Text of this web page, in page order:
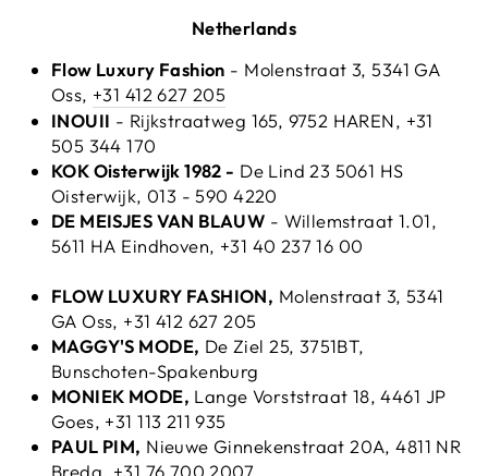
Netherlands
Flow Luxury Fashion - Molenstraat 3, 5341 GA
Oss, +31 412 627 205
INOUII - Rijkstraatweg 165, 9752 HAREN, +31
505 344 170
KOK Oisterwijk 1982 - De Lind 23 5061 HS
Oisterwijk, 013 - 590 4220
DE MEISJES VAN BLAUW - Willemstraat 1.01,
5611 HA Eindhoven, +31 40 237 16 00
FLOW LUXURY FASHION, Molenstraat 3, 5341
GA Oss, +31 412 627 205
MAGGY'S MODE, De Ziel 25, 3751BT,
Bunschoten-Spakenburg
MONIEK MODE, Lange Vorststraat 18, 4461 JP
Goes, +31 113 211 935
PAUL PIM, Nieuwe Ginnekenstraat 20A, 4811 NR